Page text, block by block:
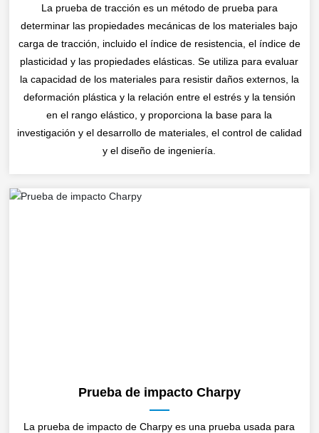
La prueba de tracción es un método de prueba para
determinar las propiedades mecánicas de los materiales bajo
carga de tracción, incluido el índice de resistencia, el índice de
plasticidad y las propiedades elásticas. Se utiliza para evaluar
la capacidad de los materiales para resistir daños externos, la
deformación plástica y la relación entre el estrés y la tensión
en el rango elástico, y proporciona la base para la
investigación y el desarrollo de materiales, el control de calidad
y el diseño de ingeniería.
Prueba de impacto Charpy
La prueba de impacto de Charpy es una prueba usada para